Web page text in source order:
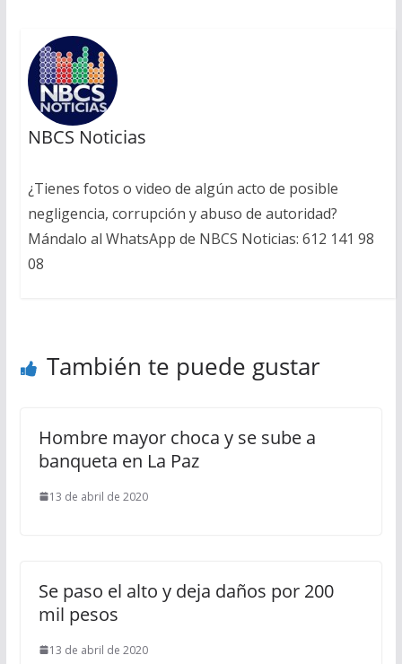
NBCS Noticias
¿Tienes fotos o video de algún acto de posible
negligencia, corrupción y abuso de autoridad?
Mándalo al WhatsApp de NBCS Noticias: 612 141 98
08
También te puede gustar
Hombre mayor choca y se sube a
banqueta en La Paz
13 de abril de 2020
Se paso el alto y deja daños por 200
mil pesos
13 de abril de 2020